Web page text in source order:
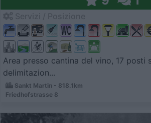
Area presso cantina del vino, 17 posti
delimitazion...
Sankt Martin - 818.1km
Friedhofstrasse 8